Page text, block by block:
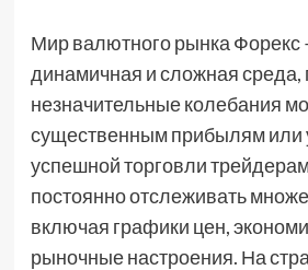
Мир валютного рынка Форекс
динамичная и сложная среда,
незначительные колебания
существенным прибылям или
успешной торговли
постоянно отслеживать
включая графики цен,
рыночные настроения. На